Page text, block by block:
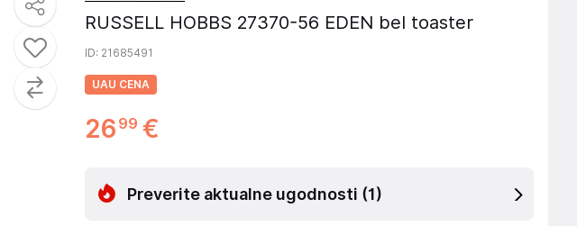
RUSSELL HOBBS 27370-56 EDEN bel toaster
ID: 21685491
UAU CENA
26 99 €
Preverite aktualne ugodnosti (1)